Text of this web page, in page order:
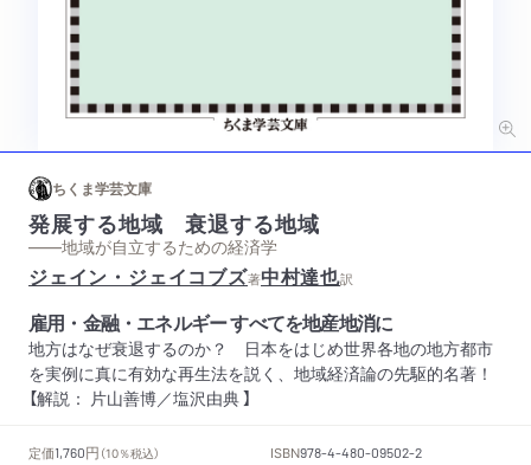
ちくま学芸文庫
発展する地域 衰退する地域
——地域が自立するための経済学
ジェイン・ジェイコブズ著中村達也訳
雇用・金融・エネルギー すべてを地産地消に
地方はなぜ衰退するのか？ 日本をはじめ世界各地の地方都市
を実例に真に有効な再生法を説く、地域経済論の先駆的名著！
【解説： 片山善博／塩沢由典 】
定価1,760円 （10％税込） ISBN978-4-480-09502-2